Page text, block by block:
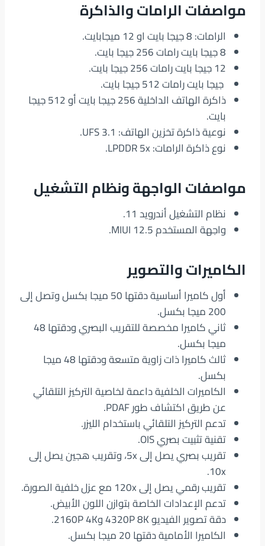
مواصفات الرامات والذاكرة
الرامات: 8 جيجا بايت او 12 ميجابايت.
8 جيجا بايت رامات 256 جيجا بايت.
12 جيجا بايت رامات 256 جيجا بايت.
جيجا بايت رامات 512 جيجا بايت.
ذاكرة الهاتف الداخلية 256 جيجا بايت أو 512 جيجا
بايت.
نوعية ذاكرة تخزين الهاتف: UFS 3.1.
نوع ذاكرة الرامات: LPDDR 5x.
مواصفات الواجهة ونظام التشغيل
نظام التشغيل أندرويد 11.
واجهة المستخدم MIUI 12.5.
الكاميرات والتصوير
أول كاميرا أساسية دقتها 50 ميجا بكسل وتصل إلى
200 ميجا بكسل.
ثاني كاميرا مخصصة للتقريب البصري ودقتها 48
ميجا بكسل.
ثالث كاميرا ذات زاوية متسعة ودقتها 48 ميجا
بكسل.
الكاميرات الخلفية داعمة لخاصية التركيز التلقائي
عن طريق اكتشاف طور PDAF.
تدعم التركيز التلقائي باستخدام الليزر.
تقنية تثبيت بصري OIS.
تقريب بصري يصل إلى 5x، وتقريب هجين يصل إلى
10x.
تقريب رقمي يصل إلى 120x مع عزل خلفية الصورة.
تدعم الإعدادات الخاصة بتوازن اللون الأبيض.
دقة تصوير الفيديو 4320P 8K و2160P 4K.
الكاميرا الأمامية دقتها 20 ميجا بكسل.